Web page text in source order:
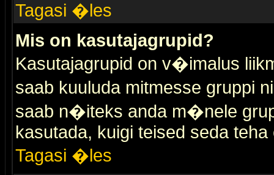
Tagasi �les
Mis on kasutajagrupid?
Kasutajagrupid on v�imalus
saab kuuluda mitmesse gruppi
saab n�iteks anda m�nele
kasutada, kuigi teised seda teha
Tagasi �les